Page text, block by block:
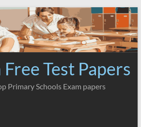
Free Test Papers
Primary Schools Exam papers